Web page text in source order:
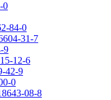
0
84-0
31-7
9
12-6
42-9
0
08-8